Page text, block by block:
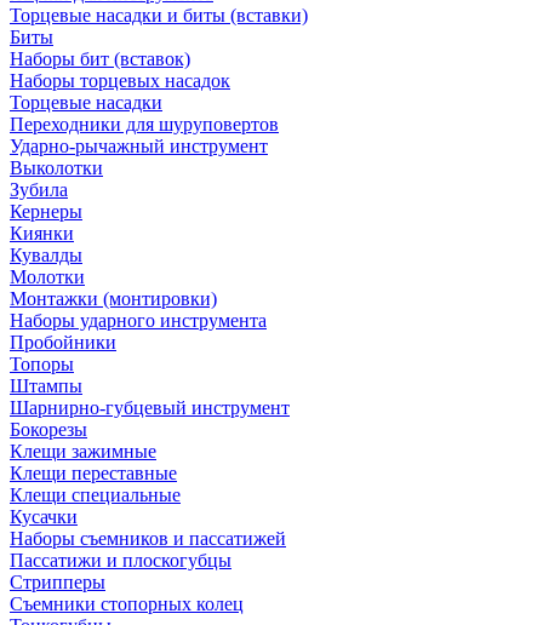
Торцевые насадки и биты (вставки)
Биты
Наборы бит (вставок)
Наборы торцевых насадок
Торцевые насадки
Переходники для шуруповертов
Ударно-рычажный инструмент
Выколотки
Зубила
Кернеры
Киянки
Кувалды
Молотки
Монтажки (монтировки)
Наборы ударного инструмента
Пробойники
Топоры
Штампы
Шарнирно-губцевый инструмент
Бокорезы
Клещи зажимные
Клещи переставные
Клещи специальные
Кусачки
Наборы съемников и пассатижей
Пассатижи и плоскогубцы
Стрипперы
Съемники стопорных колец